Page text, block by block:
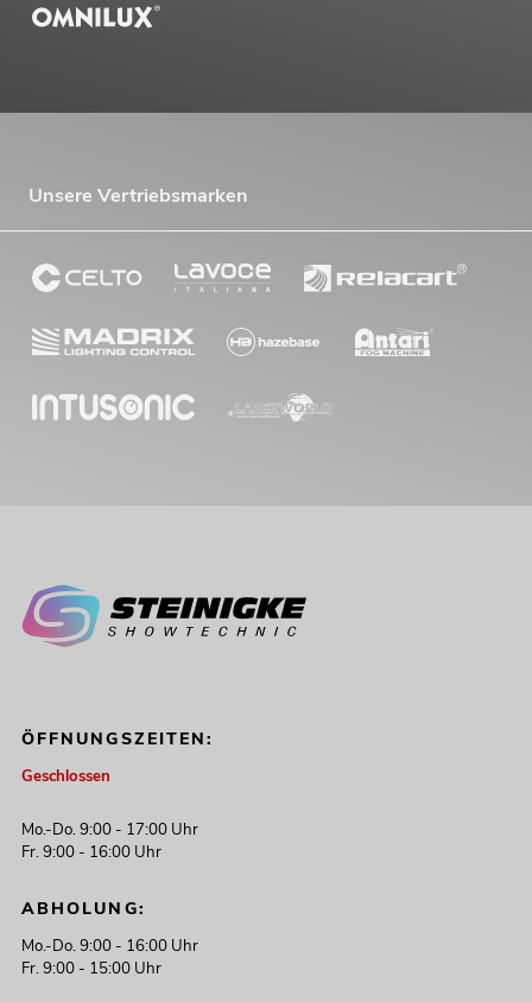
Unsere Vertriebsmarken
ÖFFNUNGSZEITEN:
Geschlossen
Mo.-Do. 9:00 - 17:00 Uhr
Fr. 9:00 - 16:00 Uhr
ABHOLUNG:
Mo.-Do. 9:00 - 16:00 Uhr
Fr. 9:00 - 15:00 Uhr